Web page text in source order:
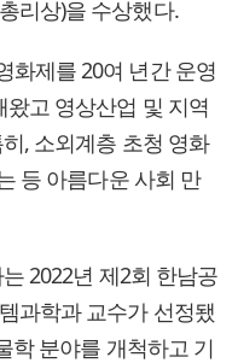
리상)을 수상했다.
화제를 20여 년간 운영
고 영상산업 및 지역
, 소외계층 초청 영화
등 아름다운 사회 만
2022년 제2회 한남공
과학과 교수가 선정됐
학 분야를 개척하고 기